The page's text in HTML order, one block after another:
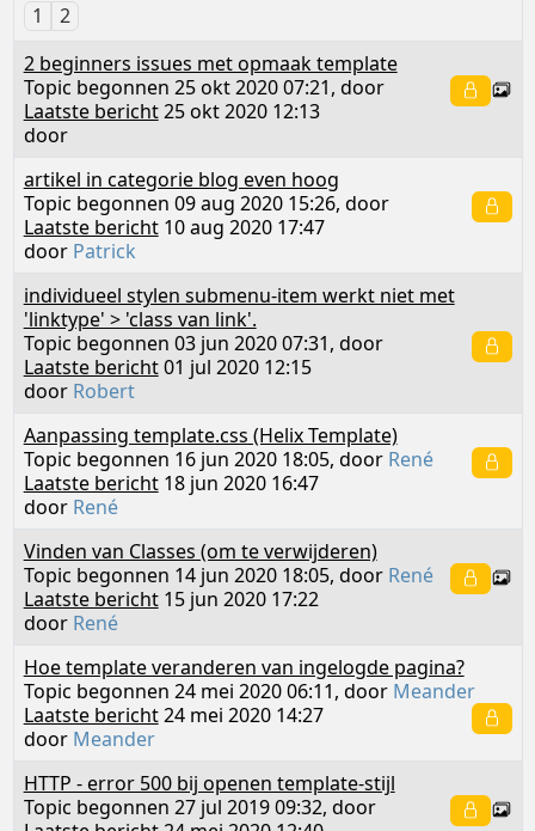
1
2
2 beginners issues met opmaak template
Topic begonnen 25 okt 2020 07:21, door
Laatste bericht25 okt 2020 12:13
door
artikel in categorie blog even hoog
Topic begonnen 09 aug 2020 15:26, door
Laatste bericht10 aug 2020 17:47
door Patrick
individueel stylen submenu-item werkt niet met
'linktype' > 'class van link'.
Topic begonnen 03 jun 2020 07:31, door
Laatste bericht01 jul 2020 12:15
door Robert
Aanpassing template.css (Helix Template)
Topic begonnen 16 jun 2020 18:05, door René
Laatste bericht18 jun 2020 16:47
door René
Vinden van Classes (om te verwijderen)
Topic begonnen 14 jun 2020 18:05, door René
Laatste bericht15 jun 2020 17:22
door René
Hoe template veranderen van ingelogde pagina?
Topic begonnen 24 mei 2020 06:11, door Meander
Laatste bericht24 mei 2020 14:27
door Meander
HTTP - error 500 bij openen template-stijl
Topic begonnen 27 jul 2019 09:32, door